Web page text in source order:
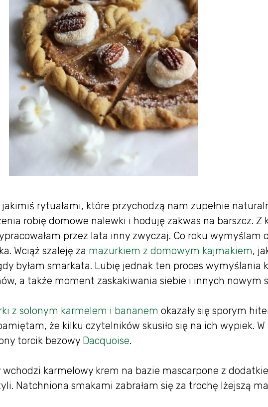
rytuałami, które przychodzą nam zupełnie
robię domowe nalewki i hoduję zakwas na barszcz. Z
przez lata inny zwyczaj. Co roku wymyślam
Wciąż szaleję za mazurkiem z domowym kajmakiem,
byłam smarkata. Lubię jednak ten proces wymyślania
a także moment zaskakiwania siebie i innych nowym
z solonym karmelem i bananem okazały się sporym
że kilku czytelników skusiło się na ich wypiek.
torcik bezowy Dacquoise.
wchodzi karmelowy krem na bazie mascarpone z
Natchniona smakami zabrałam się za trochę lżejszą